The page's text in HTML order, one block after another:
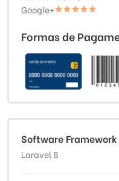
Google+
Formas de
Software Framework
Laravel 8